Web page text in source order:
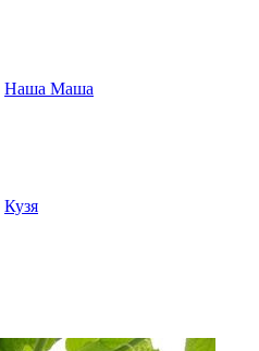
Наша Маша
Кузя